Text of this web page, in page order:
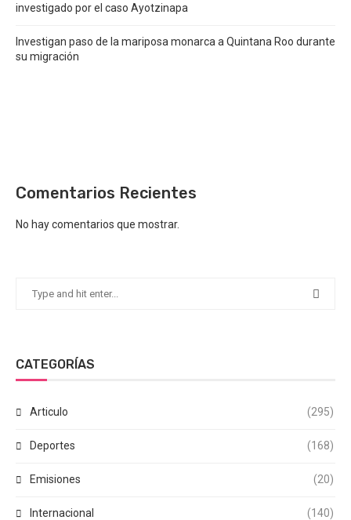
investigado por el caso Ayotzinapa
Investigan paso de la mariposa monarca a Quintana Roo durante
su migración
Comentarios Recientes
No hay comentarios que mostrar.
CATEGORÍAS
Articulo (295)
Deportes (168)
Emisiones (20)
Internacional (140)